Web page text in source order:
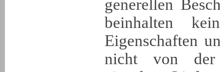
generellen
beinhalten
Eigenschaften
nicht von der